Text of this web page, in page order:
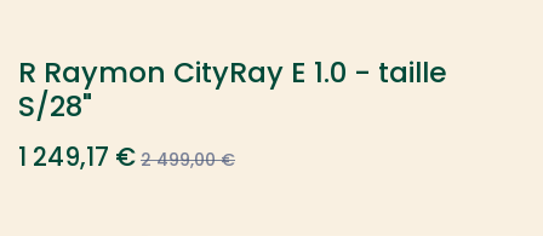
R Raymon CityRay E 1.0 - taille
S/28"
1 249,17 € 2 499,00€